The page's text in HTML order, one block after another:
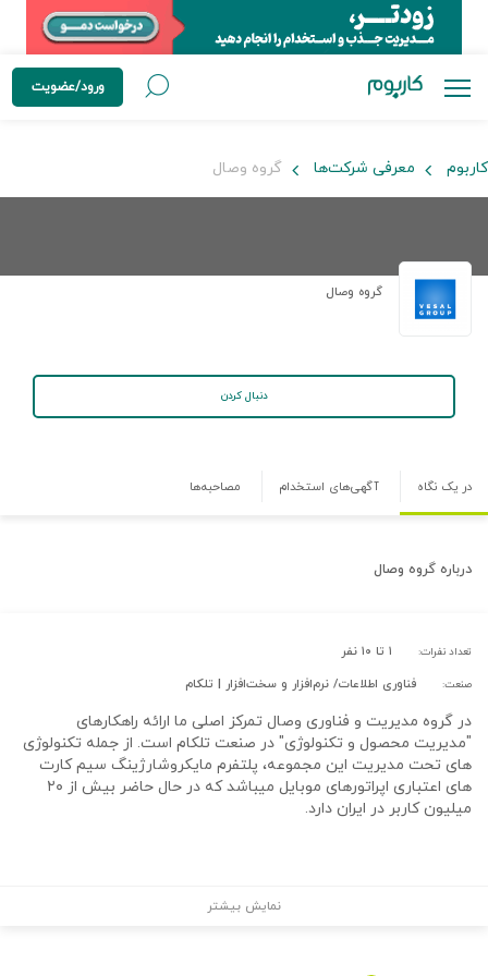
ورود/عضویت
کاربوم معرفی شرکت‌ها گروه وصال
گروه وصال
دنبال کردن
در یک نگاه آگهی‌های استخدام مصاحبه‌ها
درباره گروه وصال
تعداد نفرات: ۱ تا ۱۰ نفر
صنعت: فناوری اطلاعات/ نرم‌افزار و سخت‌افزار | تلکام
در گروه مدیریت و فناوری وصال تمرکز اصلی ما ارائه راهکارهای
"مدیریت محصول و تکنولوژی" در صنعت تلکام است. از جمله تکنولوژی
های تحت مدیریت این مجموعه، پلتفرم مایکروشارژینگ سیم کارت
های اعتباری اپراتورهای موبایل میباشد که در حال حاضر بیش از ۲۰
میلیون کاربر در ایران دارد.
نمایش بیشتر